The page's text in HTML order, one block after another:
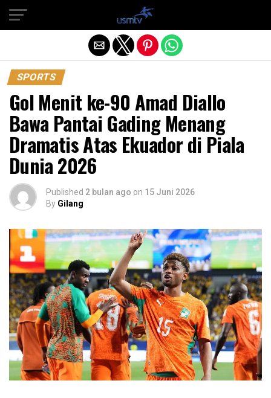
SPORTS
Gol Menit ke-90 Amad Diallo
Bawa Pantai Gading Menang
Dramatis Atas Ekuador di Piala
Dunia 2026
Published 2 bulan ago on 15 Juni 2026
By Gilang
Exit mobile version